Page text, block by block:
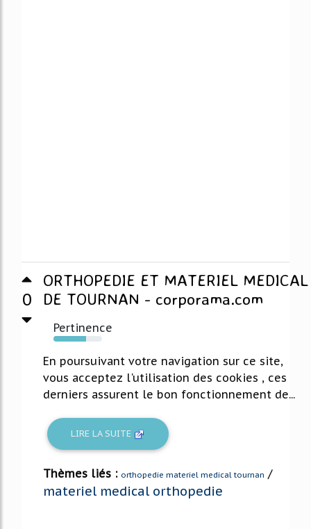
0
ORTHOPEDIE ET MATERIEL MEDICAL
DE TOURNAN - corporama.com
Pertinence
67%
En poursuivant votre navigation sur ce site,
vous acceptez l'utilisation des cookies , ces
derniers assurent le bon fonctionnement de...
LIRE LA SUITE
Thèmes liés : orthopedie materiel medical tournan /
materiel medical orthopedie